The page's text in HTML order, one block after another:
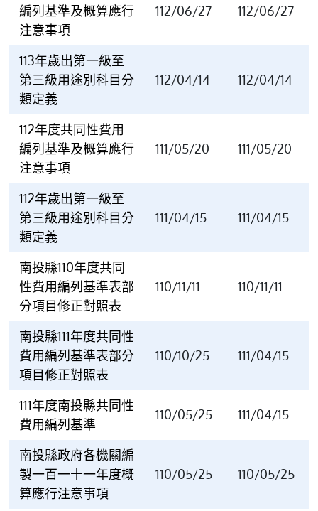
編列基準及概算應行
注意事項
112/06/27 112/06/27
113年歲出第一級至
第三級用途別科目分
類定義
112/04/14 112/04/14
112年度共同性費用
編列基準及概算應行
注意事項
111/05/20 111/05/20
112年歲出第一級至
第三級用途別科目分
類定義
111/04/15 111/04/15
南投縣110年度共同
性費用編列基準表部
分項目修正對照表
110/11/11 110/11/11
南投縣111年度共同性
費用編列基準表部分
項目修正對照表
110/10/25 111/04/15
111年度南投縣共同性
費用編列基準
110/05/25 111/04/15
南投縣政府各機關編
製一百一十一年度概
算應行注意事項
110/05/25 110/05/25